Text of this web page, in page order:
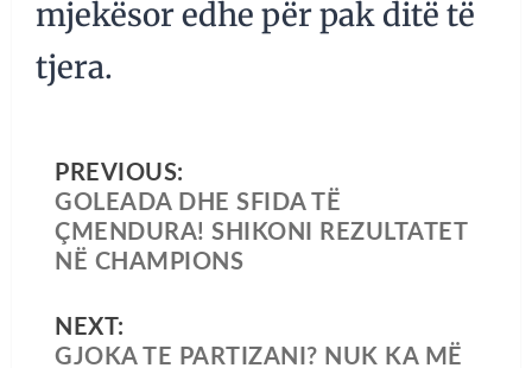
mjekësor edhe për pak ditë të
tjera.
PREVIOUS:
GOLEADA DHE SFIDA TË
ÇMENDURA! SHIKONI REZULTATET
NË CHAMPIONS
NEXT:
GJOKA TE PARTIZANI? NUK KA MË